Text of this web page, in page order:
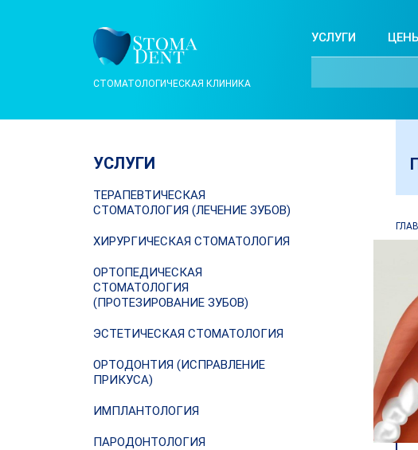
СТОМАТОЛОГИЧЕСКАЯ КЛИНИКА
УСЛУГИ
УСЛУГИ
ТЕРАПЕВТИЧЕСКАЯ
СТОМАТОЛОГИЯ (ЛЕЧЕНИЕ ЗУБОВ)
ХИРУРГИЧЕСКАЯ СТОМАТОЛОГИЯ
ОРТОПЕДИЧЕСКАЯ
СТОМАТОЛОГИЯ
(ПРОТЕЗИРОВАНИЕ ЗУБОВ)
ЭСТЕТИЧЕСКАЯ СТОМАТОЛОГИЯ
ОРТОДОНТИЯ (ИСПРАВЛЕНИЕ
ПРИКУСА)
ИМПЛАНТОЛОГИЯ
ПАРОДОНТОЛОГИЯ